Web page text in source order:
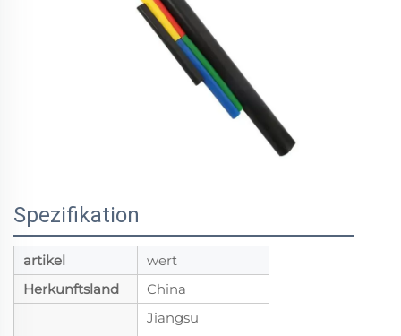
Spezifikation
artikel
wert
Herkunftsland
China
Jiangsu